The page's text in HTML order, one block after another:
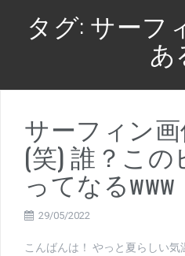
タグ: サーフ
あ
サーフィン
(笑) 誰？こ
ってなるwww
29/05/2022
こんばんは！ やっと夏らしい